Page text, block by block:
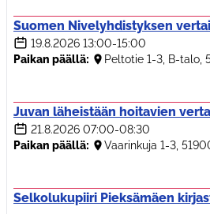
Suomen Nivelyhdistyksen
19.8.2026 13:00-15:00
Paikan päällä:
Peltotie 1-3, B-talo,
Juvan läheistään hoitavien
21.8.2026 07:00-08:30
Paikan päällä:
Vaarinkuja 1-3,
Selkolukupiiri Pieksämäen